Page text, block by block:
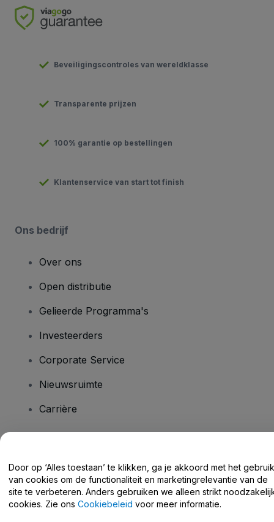
Beveiligingscontroles van wereldklasse
Transparente prijzen
100% garantie op bestellingen
Klantenservice van start tot finish
Ons bedrijf
Over ons
Open distributie
Gelieerde Programma's
Investeerders
Corporate Service
Nieuwsruimte
Carrière
Helpcentrum / Neem Contact Met Ons Op
Door op ‘Alles toestaan’ te klikken, ga je akkoord met het gebruik
van cookies om de functionaliteit en marketingrelevantie van de
site te verbeteren. Anders gebruiken we alleen strikt
cookies. Zie ons Cookiebeleid voor meer informatie.